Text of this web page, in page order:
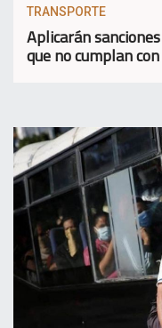
TRANSPORTE
Aplicarán
que no cumplan